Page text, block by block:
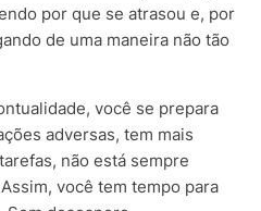
por que se atrasou e, por
de uma maneira não tão
você se prepara
adversas, tem mais
não está sempre
você tem tempo para